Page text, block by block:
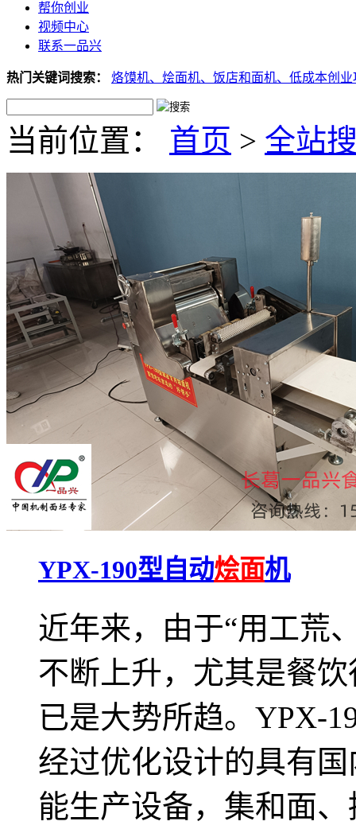
帮你创业
视频中心
联系一品兴
热门关键词搜索： 烙馍机、 烩面机、 饭店和面机、 低成本创业
当前位置： 首页 > 全站
YPX-190型自动烩面机
近年来，由于“用工荒
不断上升，尤其是餐
已是大势所趋。YPX-
经过优化设计的具有
能生产设备，集和面